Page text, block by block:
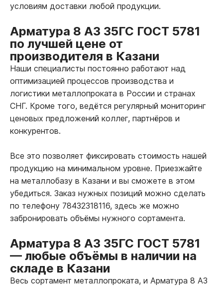
условиям доставки любой продукции.
Арматура 8 А3 35ГС ГОСТ 5781
по лучшей цене от
производителя в Казани
Наши специалисты постоянно работают над
оптимизацией процессов производства и
логистики металлопроката в России и странах
СНГ. Кроме того, ведётся регулярный мониторинг
ценовых предложений коллег, партнёров и
конкурентов.
Все это позволяет фиксировать стоимость нашей
продукцию на минимальном уровне. Приезжайте
на металлобазу в Казани и вы сможете в этом
убедиться. Заказ нужных позиций можно сделать
по телефону 78432318116, здесь же можно
забронировать объёмы нужного сортамента.
Арматура 8 А3 35ГС ГОСТ 5781
— любые объёмы в наличии на
складе в Казани
Весь сортамент металлопроката, и Арматура 8 А3